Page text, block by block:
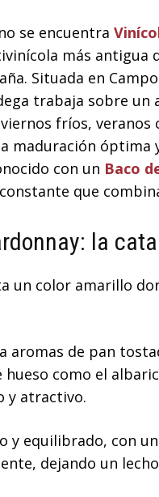
se encuentra
más antigua
Situada en
trabaja sobre
fríos, veranos
maduración óptima
con un Baco
que
la cata
un color amarillo
aromas de pan
como el
y atractivo.
y equilibrado, con
dejando un